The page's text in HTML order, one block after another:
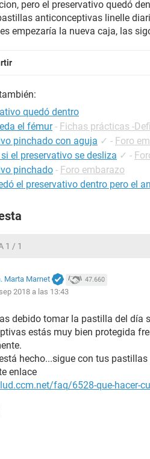
pero el preservativo quedó
anticonceptivas linelle
empezaría la nueva caja, las
quedó dentro
el fémur - Fichas prácticas -
pinchado con aguja ✓ - Foro
el preservativo se desliza ✓ -
pinchado - Foro embarazo
el preservativo dentro pero el
1 / 1
Marta Marnet 47.660
2018 a las 13:43
debido tomar la pastilla del día
estás muy bien protegida
hecho...sigue con tus
enlace
faq/6528-que-hacer-